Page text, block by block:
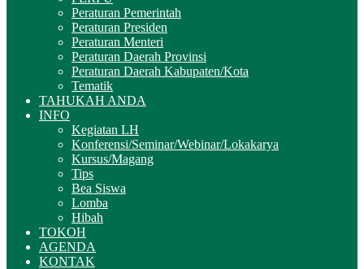
Peraturan Pemerintah
Peraturan Presiden
Peraturan Menteri
Peraturan Daerah Provinsi
Peraturan Daerah Kabupaten/Kota
Tematik
TAHUKAH ANDA
INFO
Kegiatan LH
Konferensi/Seminar/Webinar/Lokakarya
Kursus/Magang
Tips
Bea Siswa
Lomba
Hibah
TOKOH
AGENDA
KONTAK